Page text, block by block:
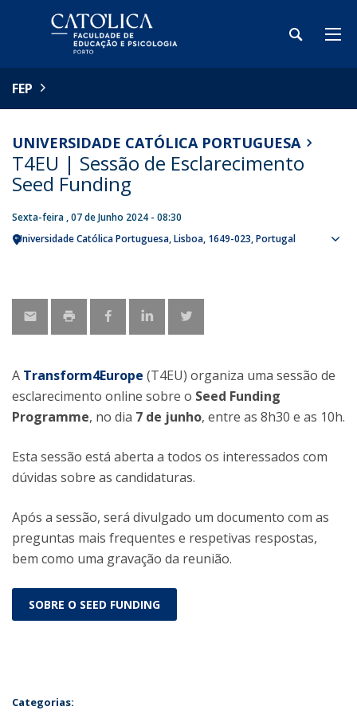
FEP
UNIVERSIDADE CATÓLICA PORTUGUESA
T4EU | Sessão de Esclarecimento
Seed Funding
Sexta-feira , 07 de Junho 2024 - 08:30
Universidade Católica Portuguesa Lisboa 1649-023 Portugal
A Transform4Europe (T4EU) organiza uma sessão de
esclarecimento online sobre o Seed Funding
Programme, no dia 7 de junho, entre as 8h30 e as 10h.
Esta sessão está aberta a todos os interessados com
dúvidas sobre as candidaturas.
Após a sessão, será divulgado um documento com as
preguntas mais frequentes e respetivas respostas,
bem como uma gravação da reunião.
SOBRE O SEED FUNDING
Categorias: